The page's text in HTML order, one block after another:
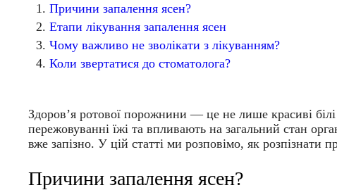
Причини запалення ясен?
Етапи лікування запалення ясен
Чому важливо не зволікати з лікуванням?
Коли звертатися до стоматолога?
Здоров’я ротової порожнини — це не лише красиві
пережовуванні їжі та впливають на загальний стан
вже запізно. У цій статті ми розповімо, як розпізнати
Причини запалення ясен?